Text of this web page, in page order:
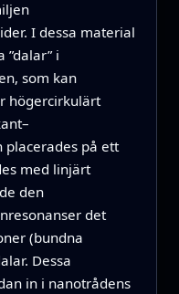
I dessa material
i
som kan
högercirkulärt
placerades på ett
med linjärt
den
det
(bundna
Dessa
in i nanotrådens